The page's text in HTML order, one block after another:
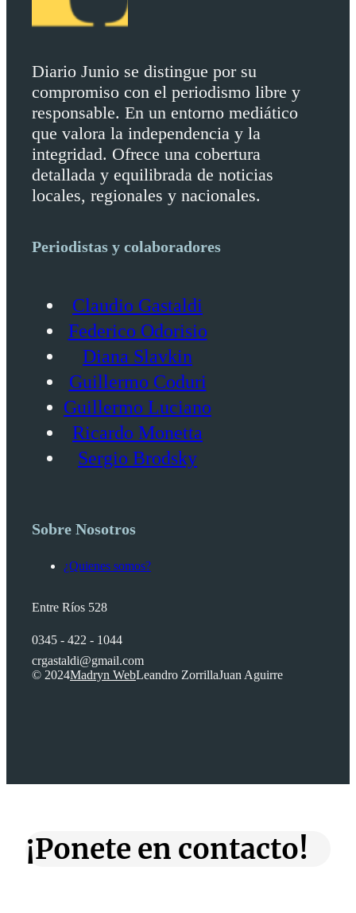
Diario Junio se distingue por su
compromiso con el periodismo libre y
responsable. En un entorno mediático
que valora la independencia y la
integridad. Ofrece una cobertura
detallada y equilibrada de noticias
locales, regionales y nacionales.
Periodistas y colaboradores
Claudio Gastaldi
Federico Odorisio
Diana Slavkin
Guillermo Coduri
Guillermo Luciano
Ricardo Monetta
Sergio Brodsky
Sobre Nosotros
¿Quienes somos?
Entre Ríos 528
0345 - 422 - 1044
crgastaldi@gmail.com
© 2024Madryn WebLeandro ZorrillaJuan Aguirre
¡Ponete en contacto!